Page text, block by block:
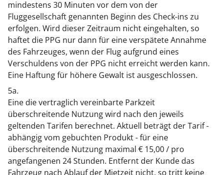
mindestens 30 Minuten vor dem von der
Fluggesellschaft genannten Beginn des Check-ins zu
erfolgen. Wird dieser Zeitraum nicht eingehalten, so
haftet die PPG nur dann für eine verspätete Annahme
des Fahrzeuges, wenn der Flug aufgrund eines
Verschuldens von der PPG nicht erreicht werden kann.
Eine Haftung für höhere Gewalt ist ausgeschlossen.
5a.
Eine die vertraglich vereinbarte Parkzeit
überschreitende Nutzung wird nach den jeweils
geltenden Tarifen berechnet. Aktuell beträgt der Tarif -
abhängig vom gebuchten Produkt - für eine
überschreitende Nutzung maximal € 15,00 / pro
angefangenen 24 Stunden. Entfernt der Kunde das
Fahrzeug nach Ablauf der Mietzeit nicht, so tritt keine